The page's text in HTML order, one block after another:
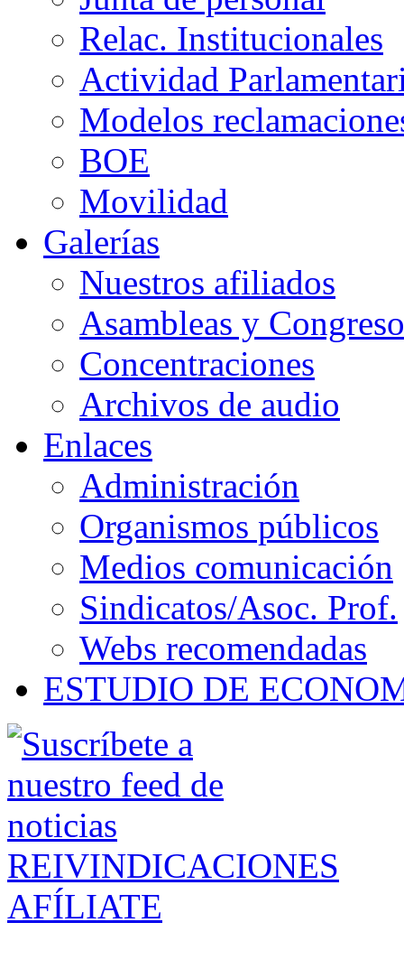
Relac. Institucionales
Actividad
Modelos
BOE
Movilidad
Galerías
Nuestros afiliados
Asambleas y
Concentraciones
Archivos de audio
Enlaces
Administración
Organismos públicos
Medios comunicación
Sindicatos/Asoc. Prof.
Webs recomendadas
ESTUDIO DE
REIVINDICACIONES
AFÍLIATE